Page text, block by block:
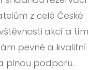
z celé České
akcí a tím
pevné a kvalitní
plnou podporu.